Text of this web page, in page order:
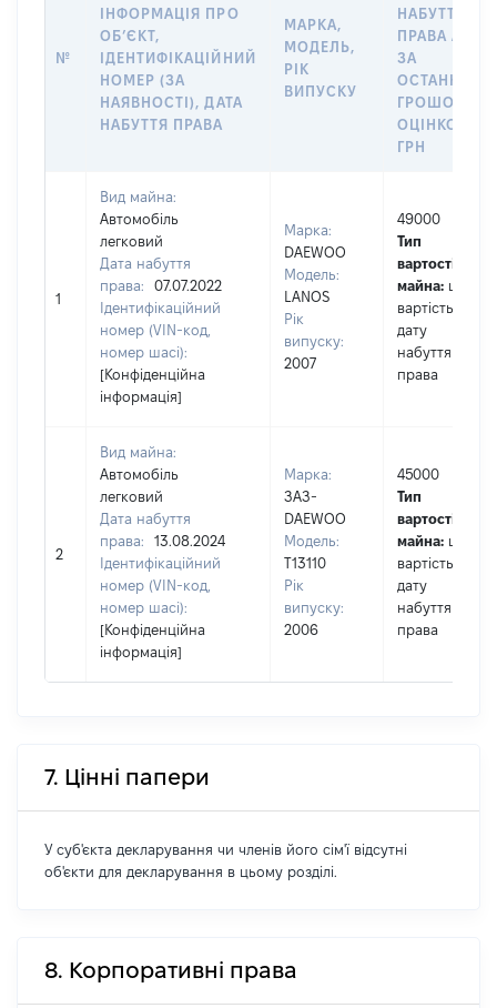
№
ІНФОРМАЦІЯ ПРО
ОБʼЄКТ,
ІДЕНТИФІКАЦІЙНИЙ
НОМЕР (ЗА
НАЯВНОСТІ), ДАТА
НАБУТТЯ ПРАВА
МАРКА,
МОДЕЛЬ,
РІК
ВИПУСКУ
НАБУТТЯ
ПРАВА АБО
ЗА
ГРОШОВОЮ
ОЦІНКОЮ,
ГРН
1
Вид майна:
Автомобіль
легковий
Дата набуття
права:
07.07.2022
Ідентифікаційний
номер (VIN-код,
номер шасі):
[Конфіденційна
інформація]
Марка:
DAEWOO
Модель:
LANOS
Рік
випуску:
2007
49000
Тип
вартості
майна: це
вартість на
дату
набуття
права
2
Вид майна:
Автомобіль
легковий
Дата набуття
права:
13.08.2024
Ідентифікаційний
номер (VIN-код,
номер шасі):
[Конфіденційна
інформація]
Марка:
ЗАЗ-
DAEWOO
Модель:
T13110
Рік
випуску:
2006
45000
Тип
вартості
майна: це
вартість на
дату
набуття
права
7. Цінні папери
У суб'єкта декларування чи членів його сім'ї відсутні
об'єкти для декларування в цьому розділі.
8. Корпоративні права